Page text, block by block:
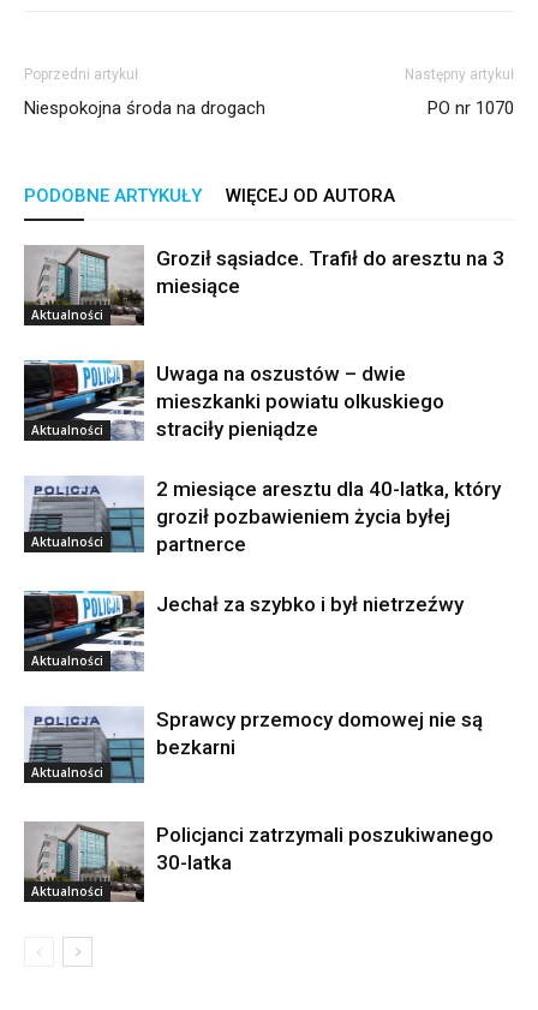
Poprzedni artykuł
Niespokojna środa na drogach
Następny artykuł
PO nr 1070
PODOBNE ARTYKUŁY WIĘCEJ OD AUTORA
Aktualności
Groził sąsiadce. Trafił do aresztu na 3
miesiące
Aktualności
Uwaga na oszustów – dwie
mieszkanki powiatu olkuskiego
straciły pieniądze
Aktualności
2 miesiące aresztu dla 40-latka, który
groził pozbawieniem życia byłej
partnerce
Aktualności
Jechał za szybko i był nietrzeźwy
Aktualności
Sprawcy przemocy domowej nie są
bezkarni
Aktualności
Policjanci zatrzymali poszukiwanego
30-latka